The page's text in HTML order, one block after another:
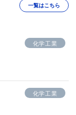
一覧はこちら
化学工業
化学工業